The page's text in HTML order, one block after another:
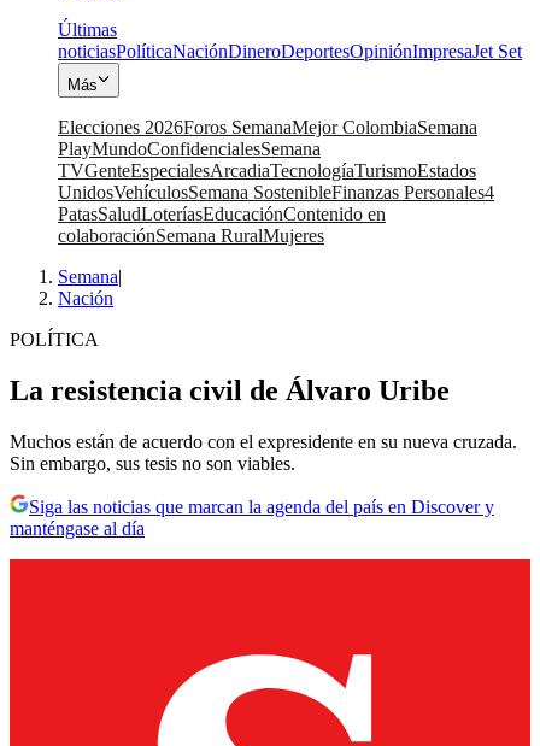
Últimas
noticiasPolíticaNaciónDineroDeportesOpiniónImpresaJet Set
Más
Elecciones 2026Foros SemanaMejor ColombiaSemana
PlayMundoConfidencialesSemana
TVGenteEspecialesArcadiaTecnologíaTurismoEstados
UnidosVehículosSemana SostenibleFinanzas Personales4
PatasSaludLoteríasEducaciónContenido en
colaboraciónSemana RuralMujeres
Semana|
Nación
POLÍTICA
La resistencia civil de Álvaro Uribe
Muchos están de acuerdo con el expresidente en su nueva cruzada.
Sin embargo, sus tesis no son viables.
Siga las noticias que marcan la agenda del país en Discover y
manténgase al día